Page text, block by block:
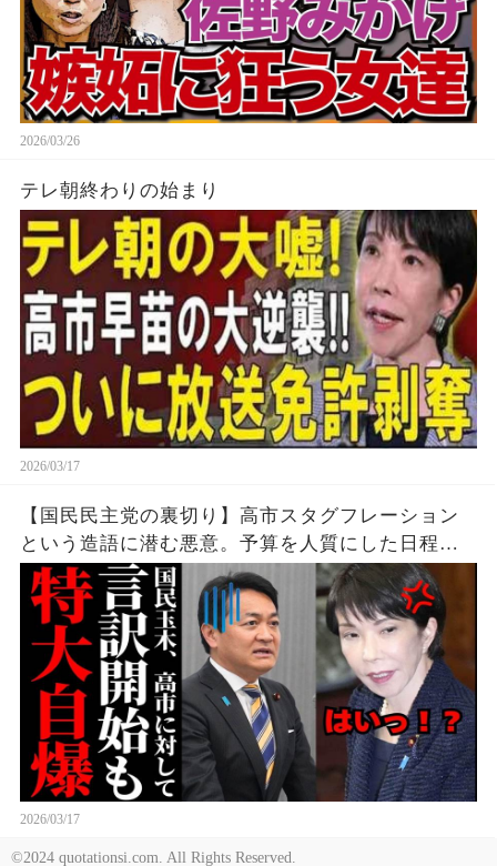
2026/03/26
テレ朝終わりの始まり
2026/03/17
【国民民主党の裏切り】高市スタグフレーション
という造語に潜む悪意。予算を人質にした日程闘
争で失った保守層の信頼。考察、解説、世論。
2026/03/17
©2024 quotationsi.com. All Rights Reserved.